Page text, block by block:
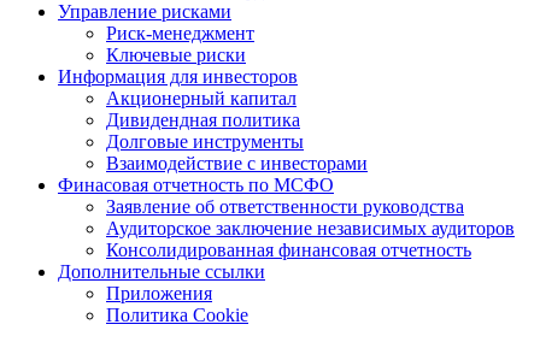
Управление рисками
Риск-менеджмент
Ключевые риски
Информация для инвесторов
Акционерный капитал
Дивидендная политика
Долговые инструменты
Взаимодействие с инвеcторами
Финасовая отчетность по МСФО
Заявление об ответственности руководства
Аудиторское заключение независимых аудиторов
Консолидированная финансовая отчетность
Дополнительные ссылки
Приложения
Политика Cookie